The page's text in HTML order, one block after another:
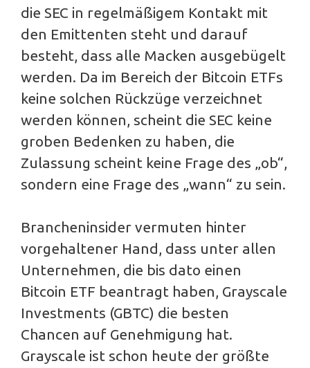
die SEC in regelmäßigem Kontakt mit
den Emittenten steht und darauf
besteht, dass alle Macken ausgebügelt
werden. Da im Bereich der Bitcoin ETFs
keine solchen Rückzüge verzeichnet
werden können, scheint die SEC keine
groben Bedenken zu haben, die
Zulassung scheint keine Frage des „ob“,
sondern eine Frage des „wann“ zu sein.
Brancheninsider vermuten hinter
vorgehaltener Hand, dass unter allen
Unternehmen, die bis dato einen
Bitcoin ETF beantragt haben, Grayscale
Investments (GBTC) die besten
Chancen auf Genehmigung hat.
Grayscale ist schon heute der größte